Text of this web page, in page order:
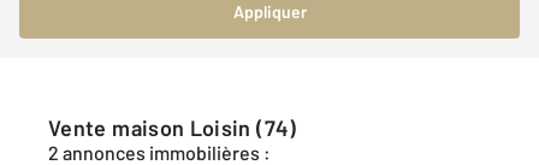
Appliquer
Vente maison Loisin (74)
2 annonces immobilières :